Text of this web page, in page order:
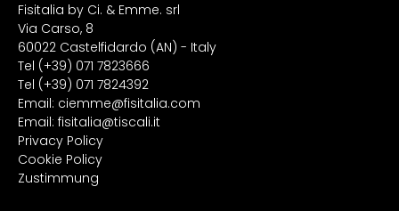
Fisitalia by Ci. & Emme. srl
Via Carso, 8
60022 Castelfidardo (AN) - Italy
Tel (+39) 071 7823666
Tel (+39) 071 7824392
Email: ciemme@fisitalia.com
Email: fisitalia@tiscali.it
Privacy Policy
Cookie Policy
Zustimmung